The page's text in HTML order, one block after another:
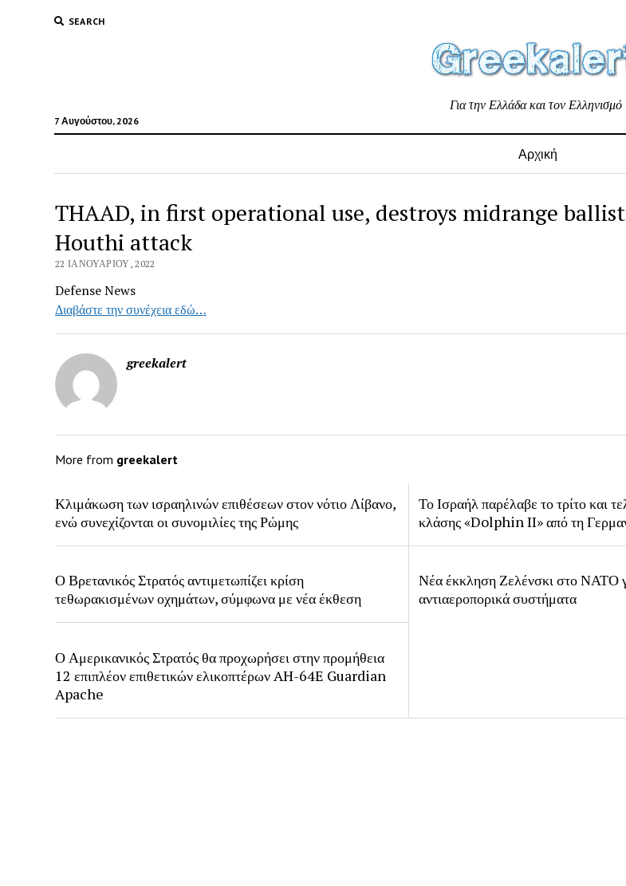
SEARCH
7 Αυγούστου, 2026
Για την Ελλάδα και τον Ελληνισμό
Αρχική
THAAD, in first operational use, destroys midrange
Houthi attack
22 ΙΑΝΟΥΑΡΊΟΥ, 2022
Defense News
Διαβάστε την συνέχεια εδώ…
greekalert
More from greekalert
Κλιμάκωση των ισραηλινών επιθέσεων στον νότιο Λίβανο,
ενώ συνεχίζονται οι συνομιλίες της Ρώμης
Το Ισραήλ παρέλαβε το τρίτο και
κλάσης «Dolphin II» από τη
Ο Βρετανικός Στρατός αντιμετωπίζει κρίση
τεθωρακισμένων οχημάτων, σύμφωνα με νέα έκθεση
Νέα έκκληση Ζελένσκι στο ΝΑΤΟ
αντιαεροπορικά συστήματα
Ο Αμερικανικός Στρατός θα προχωρήσει στην προμήθεια
12 επιπλέον επιθετικών ελικοπτέρων AH-64E Guardian
Apache